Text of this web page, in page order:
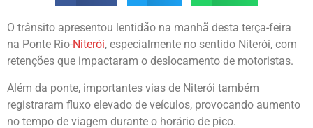
O trânsito apresentou lentidão na manhã desta terça-feira
na Ponte Rio-Niterói, especialmente no sentido Niterói, com
retenções que impactaram o deslocamento de motoristas.
Além da ponte, importantes vias de Niterói também
registraram fluxo elevado de veículos, provocando aumento
no tempo de viagem durante o horário de pico.